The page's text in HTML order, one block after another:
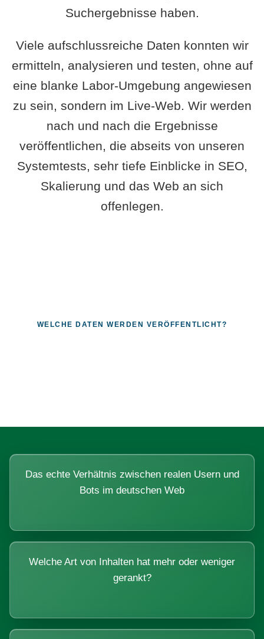
Suchergebnisse haben.
Viele aufschlussreiche Daten konnten wir
ermitteln, analysieren und testen, ohne auf
eine blanke Labor-Umgebung angewiesen
zu sein, sondern im Live-Web. Wir werden
nach und nach die Ergebnisse
veröffentlichen, die abseits von unseren
Systemtests, sehr tiefe Einblicke in SEO,
Skalierung und das Web an sich
offenlegen.
WELCHE DATEN WERDEN VERÖFFENTLICHT?
Das echte Verhältnis zwischen realen Usern und
Bots im deutschen Web
Welche Art von Inhalten hat mehr oder weniger
gerankt?